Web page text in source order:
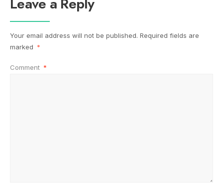
Your email address will not be published. Required fields are
marked *
Comment *